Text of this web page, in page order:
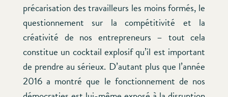
précarisation des travailleurs les moins formés, le
questionnement sur la compétitivité et la
créativité de nos entrepreneurs – tout cela
constitue un cocktail explosif qu’il est important
de prendre au sérieux. D’autant plus que l’année
2016 a montré que le fonctionnement de nos